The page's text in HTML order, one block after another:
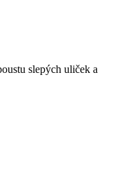
slepých uliček a